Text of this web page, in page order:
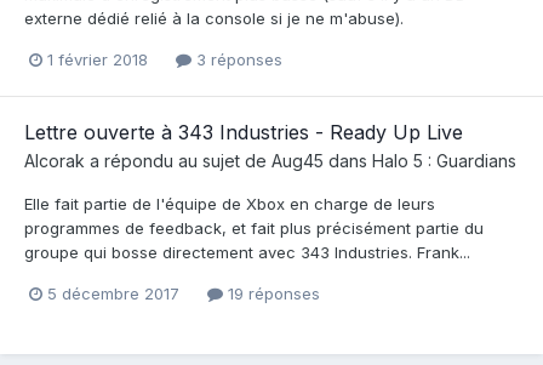
externe dédié relié à la console si je ne m'abuse).
1 février 2018 3 réponses
Lettre ouverte à 343 Industries - Ready Up Live
Alcorak a répondu au sujet de Aug45 dans Halo 5 : Guardians
Elle fait partie de l'équipe de Xbox en charge de leurs
programmes de feedback, et fait plus précisément partie du
groupe qui bosse directement avec 343 Industries. Frank...
5 décembre 2017 19 réponses